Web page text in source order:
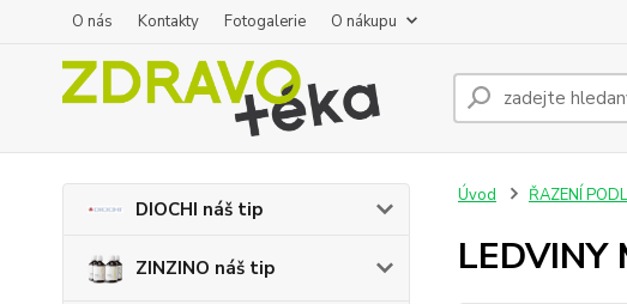
O nás Kontakty Fotogalerie O nákupu
DIOCHI náš tip
ZINZINO náš tip
Úvod ŘAZENÍ